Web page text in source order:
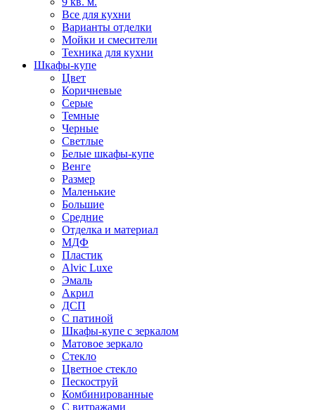
Все для кухни
Варианты отделки
Мойки и смесители
Техника для кухни
Шкафы-купе
Цвет
Коричневые
Серые
Темные
Черные
Светлые
Белые шкафы-купе
Венге
Размер
Маленькие
Большие
Средние
Отделка и материал
МДФ
Пластик
Alvic Luxe
Эмаль
Акрил
ДСП
С патиной
Шкафы-купе с зеркалом
Матовое зеркало
Стекло
Цветное стекло
Пескоструй
Комбинированные
С витражами